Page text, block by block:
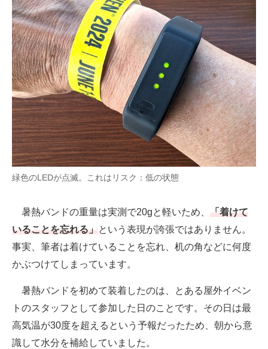
緑色のLEDが点滅。これはリスク：低の状態
暑熱バンドの重量は実測で20gと軽いため、 「着けて
いることを忘れる」という表現が誇張ではありません。
事実、筆者は着けていることを忘れ、机の角などに何度
かぶつけてしまっています。
暑熱バンドを初めて装着したのは、とある屋外イベン
トのスタッフとして参加した日のことです。その日は最
高気温が30度を超えるという予報だったため、朝から意
識して水分を補給していました。